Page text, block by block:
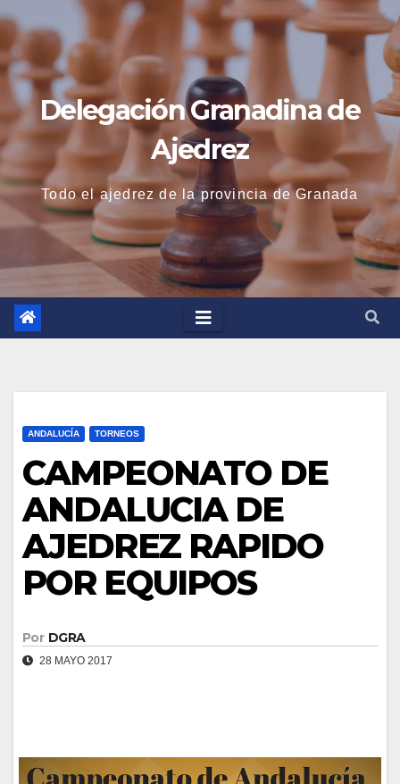
Saltar
contenido
Delegación Granadina de
Ajedrez
Todo el ajedrez de la provincia de Granada
ANDALUCÍA TORNEOS
CAMPEONATO DE
ANDALUCIA DE
AJEDREZ RAPIDO
POR EQUIPOS
Por DGRA
28 MAYO 2017